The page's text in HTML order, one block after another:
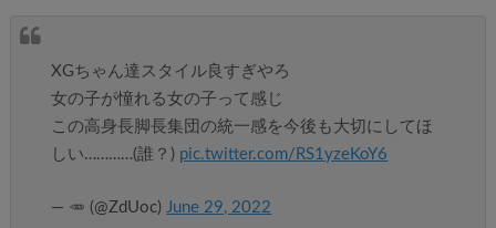
XGちゃん達スタイル良すぎやろ
女の子が憧れる女の子って感じ
この高身長脚長集団の統一感を今後も大切にしてほ
しい…………(誰？) pic.twitter.com/RS1yzeKoY6
— 🥕 (@ZdUoc)June 29, 2022